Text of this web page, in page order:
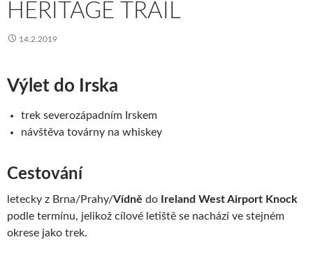
HERITAGE TRAIL
14.2.2019
Výlet do Irska
trek severozápadním Irskem
návštěva továrny na whiskey
Cestování
letecky z Brna/Prahy/Vídně do
Ireland West Airport Knock
podle termínu, jelikož cílové letiště se nachází ve stejném
okrese jako trek.